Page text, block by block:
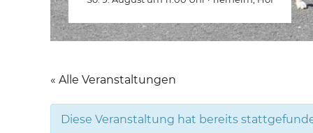
« Alle Veranstaltungen
Diese Veranstaltung hat bereits